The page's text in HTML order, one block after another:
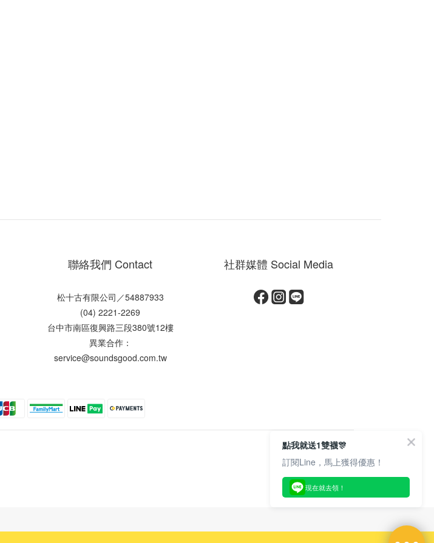
聯絡我們 Contact
松十古有限公司／54887933
(04) 2221-2269
台中市南區復興路三段380號12樓
異業合作：
service@soundsgood.com.tw
社群媒體 Social Media
點我就送1雙襪🎊
訂閱Line，馬上獲得優惠！
現在就去領！